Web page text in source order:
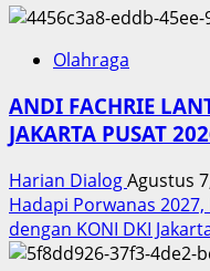
Olahraga
ANDI FACHRIE
JAKARTA PUSAT
Harian DialogAgustus
Hadapi Porwanas
dengan KONI DKI